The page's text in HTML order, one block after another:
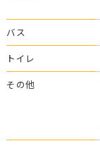
バス
トイレ
その他